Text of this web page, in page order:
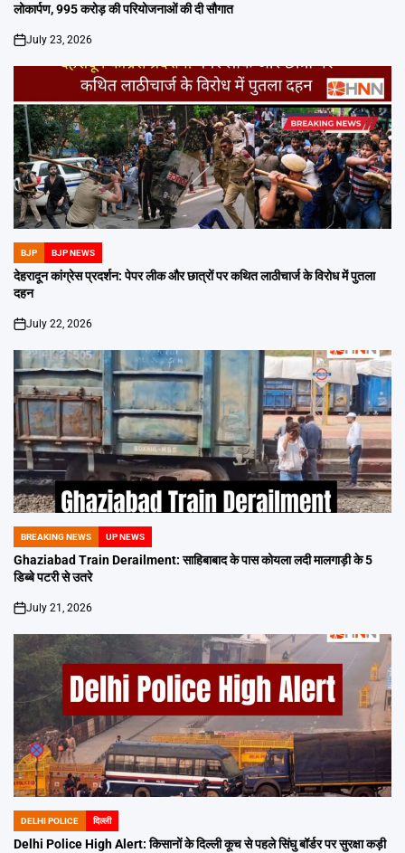
लोकार्पण, 995 करोड़ की परियोजनाओं की दी सौगात
on
July 23, 2026
POSTED
IN
BJP BJP NEWS
देहरादून कांग्रेस प्रदर्शन: पेपर लीक और छात्रों पर कथित लाठीचार्ज के विरोध में पुतला
दहन
on
July 22, 2026
POSTED
IN
BREAKING NEWS UP NEWS
Ghaziabad Train Derailment: साहिबाबाद के पास कोयला लदी मालगाड़ी के 5
डिब्बे पटरी से उतरे
on
July 21, 2026
POSTED
IN
DELHI POLICE दिल्ली
Delhi Police High Alert: किसानों के दिल्ली कूच से पहले सिंघु बॉर्डर पर सुरक्षा कड़ी